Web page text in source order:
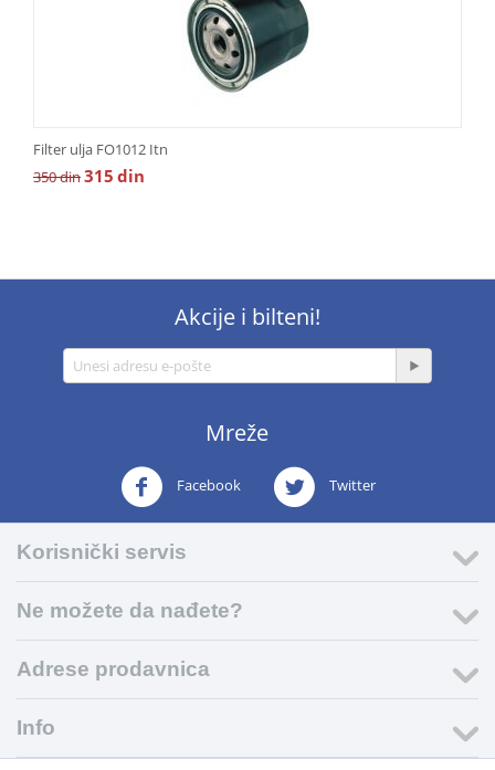
Filter ulja FO1012 Itn
350din315 din
Akcije i bilteni!
Mreže
Facebook Twitter
Korisnički servis
Ne možete da nađete?
Adrese prodavnica
Info